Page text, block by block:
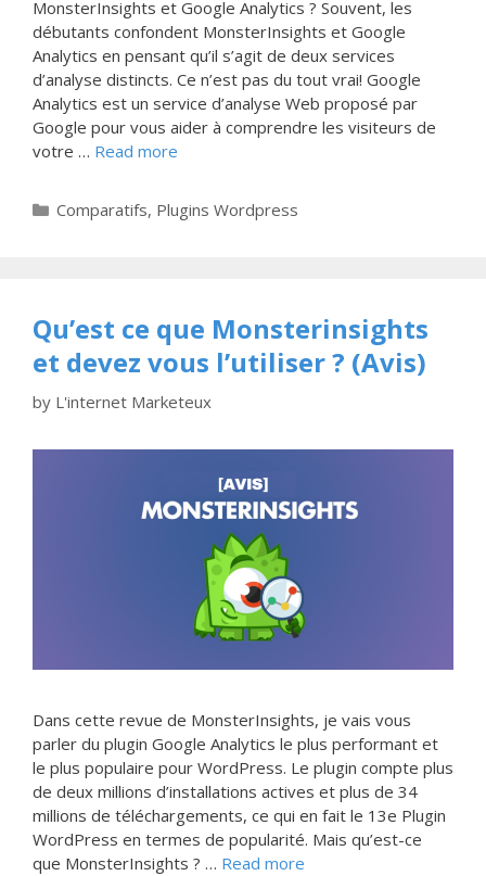
MonsterInsights et Google Analytics ? Souvent, les
débutants confondent MonsterInsights et Google
Analytics en pensant qu’il s’agit de deux services
d’analyse distincts. Ce n’est pas du tout vrai! Google
Analytics est un service d’analyse Web proposé par
Google pour vous aider à comprendre les visiteurs de
votre … Read more
Categories
Comparatifs, Plugins Wordpress
Qu’est ce que Monsterinsights
et devez vous l’utiliser ? (Avis)
by L'internet Marketeux
Dans cette revue de MonsterInsights, je vais vous
parler du plugin Google Analytics le plus performant et
le plus populaire pour WordPress. Le plugin compte plus
de deux millions d’installations actives et plus de 34
millions de téléchargements, ce qui en fait le 13e Plugin
WordPress en termes de popularité. Mais qu’est-ce
que MonsterInsights ? … Read more